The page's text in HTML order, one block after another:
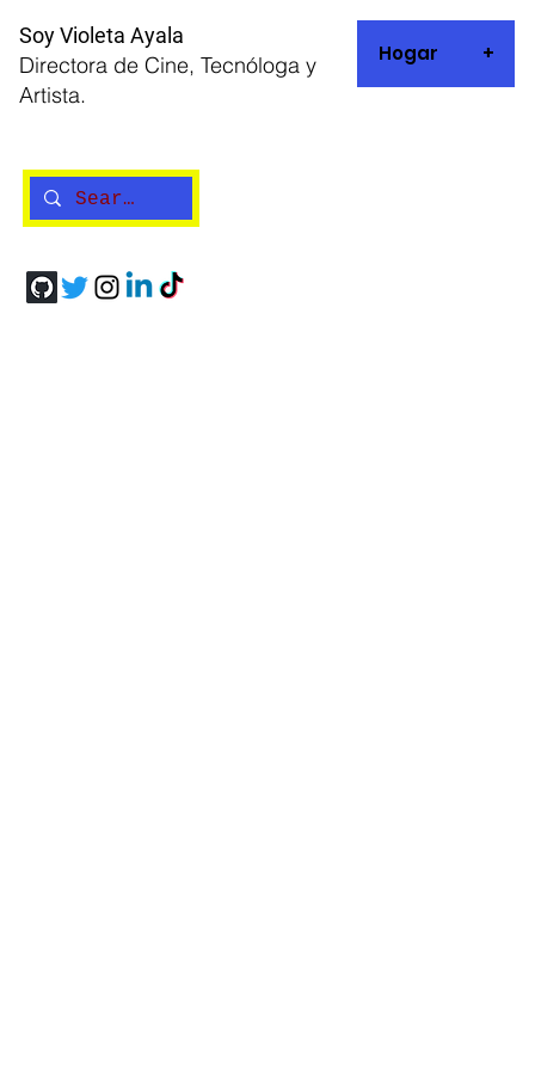
Soy Violeta Ayala
Directora de Cine, Tecnóloga y
Artista.
Hogar +